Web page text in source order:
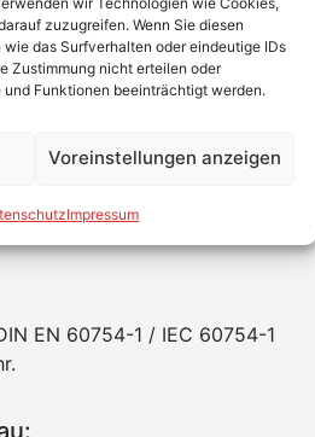
zuzugreifen. Wenn Sie diesen
das Surfverhalten oder eindeutige IDs
Zustimmung nicht erteilen oder
Funktionen beeinträchtigt werden.
Voreinstellungen anzeigen
Impressum
Solarleitung darf
Ihre robuste
an Qualität und Sicherheit.
EN 60754-1 / IEC 60754-1